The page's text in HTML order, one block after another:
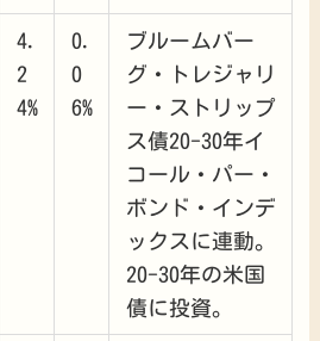
4.
2
4%
0.
0
6%
ブルームバー
グ・トレジャリ
ー・ストリップ
ス債20-30年イ
コール・パー・
ボンド・インデ
ックスに連動。
20-30年の米国
債に投資。